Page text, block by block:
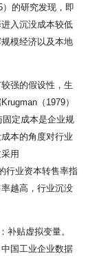
的研究发现，即
入沉没成本较低
模经济以及本地
强的假设性，生
（1979）
定成本是企业规
本的角度对行业
用
行业资本转售率指
越高，行业沉没
补贴虚拟变量。
国工业企业数据